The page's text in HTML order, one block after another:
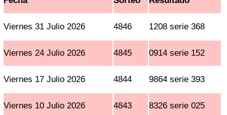
Viernes 31 Julio 2026 4846 1208 serie 368
Viernes 24 Julio 2026 4845 0914 serie 152
Viernes 17 Julio 2026 4844 9864 serie 393
Viernes 10 Julio 2026 4843 8326 serie 025